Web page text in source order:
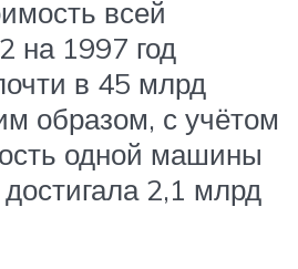
всей
на 1997 год
в 45 млрд
образом, с учётом
одной машины
2,1 млрд